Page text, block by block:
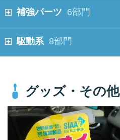
補強パーツ 6部門
駆動系 8部門
グッズ・その他